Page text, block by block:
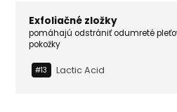
Exfoliačné zložky
pomáhajú odstrániť odumreté
pokožky
#13 Lactic Acid